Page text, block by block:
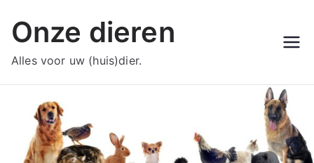
naar
inhoud
Onze dieren
Alles voor uw (huis)dier.